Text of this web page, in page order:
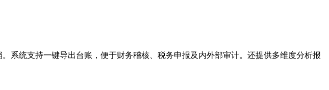
系统支持一键导出台账，便于财务稽核、税务申报及内外部审计。还提供多维度分析报